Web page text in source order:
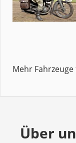
Mehr
Über